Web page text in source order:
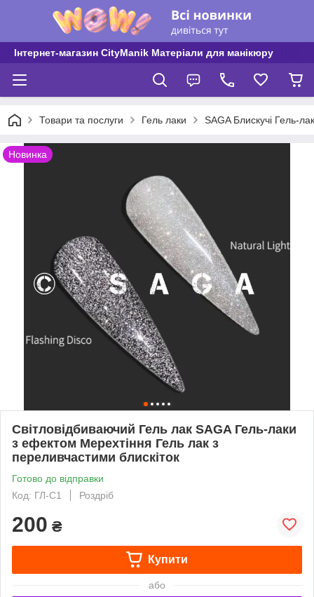
Інтернет-магазин CityManik Матеріали для манікюру
Товари та послуги Гель лаки SAGA Блискучі Гель-
Новинка
Світловідбиваючий Гель лак SAGA Гель-лаки
з ефектом Мерехтіння Гель лак з
переливчастими блискіток
Готово до відправки
Код: ГЛ-C1
Роздріб
200 ₴
Купити
або